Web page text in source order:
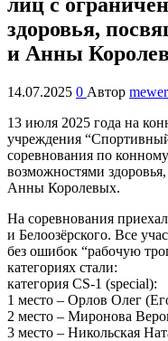
здоровья,
и Анны
14.07.2025 0 Автор
13 июля 2025 года на
учреждения
соревнования по
возможностями
Анны Королевых.
На соревнования
и Белоозёрского. Все
без ошибок “рабочую
категориях стали:
категория CS-1 (special):
1 место – Орлов Олег
2 место – Миронова
3 место – Никольская